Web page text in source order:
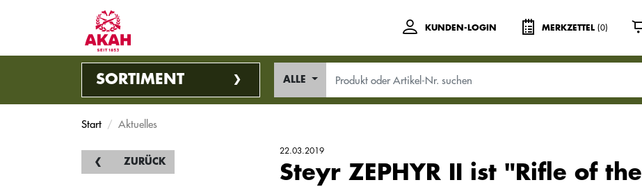
KUNDEN-LOGIN MERKZETTEL (0)
SORTIMENT ALLE
Start Aktuelles
ZURÜCK
22.03.2019
Steyr ZEPHYR II ist "Rifle of the